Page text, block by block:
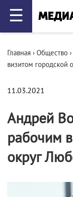
☰
Главная › Общество ›
визитом городской
11.03.2021
Андрей
рабочим
округ